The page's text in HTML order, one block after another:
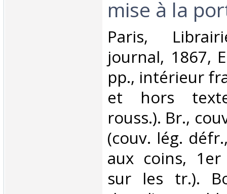
mise à la
‎Paris,
journal, 1867,
pp., intérieur
et hors
rouss.). Br.,
(couv. lég.
aux coins,
sur les tr.).